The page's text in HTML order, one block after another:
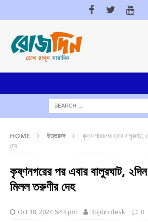
HOME উত্তরবঙ্গ
কৃষ্ণনগরের পর এবার বালুরঘাট,
দেহ
কৃষ্ণনগরের পর এবার বালুরঘাট,
মিলল তরুণীর দেহ
Oct 18, 2024 6:43 pm Rojdin desk 0